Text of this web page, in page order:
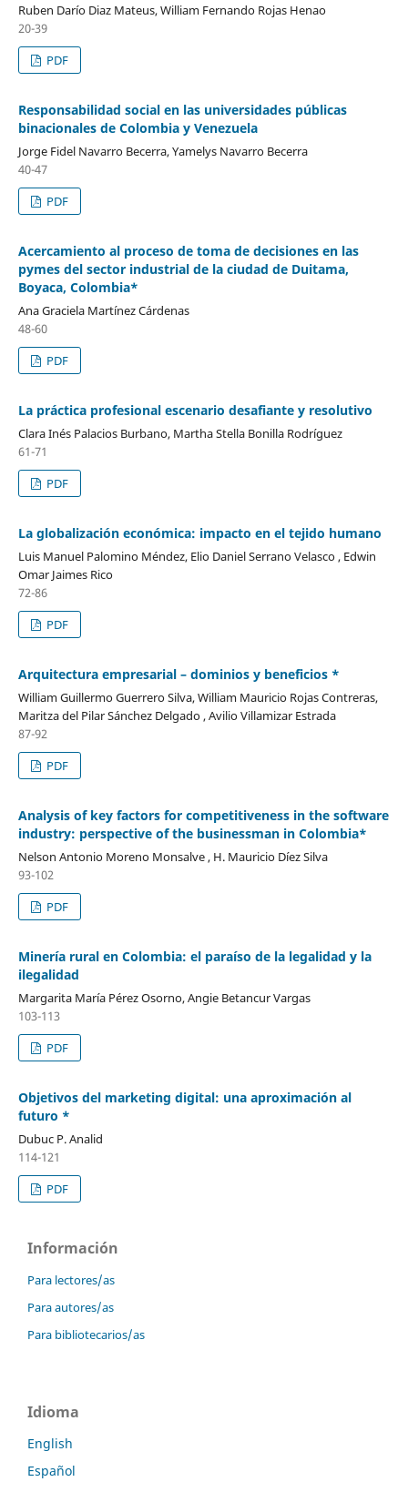
Ruben Darío Diaz Mateus, William Fernando Rojas Henao
20-39
PDF
Responsabilidad social en las universidades públicas
binacionales de Colombia y Venezuela
Jorge Fidel Navarro Becerra, Yamelys Navarro Becerra
40-47
PDF
Acercamiento al proceso de toma de decisiones en las
pymes del sector industrial de la ciudad de Duitama,
Boyaca, Colombia*
Ana Graciela Martínez Cárdenas
48-60
PDF
La práctica profesional escenario desafiante y resolutivo
Clara Inés Palacios Burbano, Martha Stella Bonilla Rodríguez
61-71
PDF
La globalización económica: impacto en el tejido humano
Luis Manuel Palomino Méndez, Elio Daniel Serrano Velasco , Edwin
Omar Jaimes Rico
72-86
PDF
Arquitectura empresarial – dominios y beneficios *
William Guillermo Guerrero Silva, William Mauricio Rojas Contreras,
Maritza del Pilar Sánchez Delgado , Avilio Villamizar Estrada
87-92
PDF
Analysis of key factors for competitiveness in the software
industry: perspective of the businessman in Colombia*
Nelson Antonio Moreno Monsalve , H. Mauricio Díez Silva
93-102
PDF
Minería rural en Colombia: el paraíso de la legalidad y la
ilegalidad
Margarita María Pérez Osorno, Angie Betancur Vargas
103-113
PDF
Objetivos del marketing digital: una aproximación al
futuro *
Dubuc P. Analid
114-121
PDF
Información
Para lectores/as
Para autores/as
Para bibliotecarios/as
Idioma
English
Español